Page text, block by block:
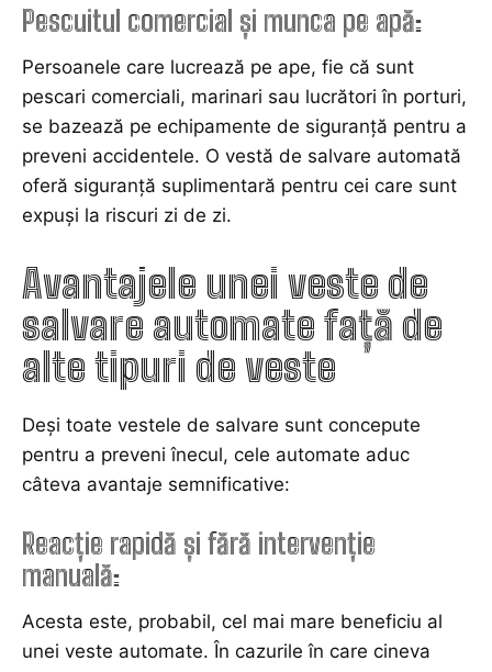
Pescuitul comercial și munca pe apă:
Persoanele care lucrează pe ape, fie că sunt
pescari comerciali, marinari sau lucrători în porturi,
se bazează pe echipamente de siguranță pentru a
preveni accidentele. O vestă de salvare automată
oferă siguranță suplimentară pentru cei care sunt
expuși la riscuri zi de zi.
Avantajele unei veste de
salvare automate față de
alte tipuri de veste
Deși toate vestele de salvare sunt concepute
pentru a preveni înecul, cele automate aduc
câteva avantaje semnificative:
Reacție rapidă și fără intervenție
manuală:
Acesta este, probabil, cel mai mare beneficiu al
unei veste automate. În cazurile în care cineva